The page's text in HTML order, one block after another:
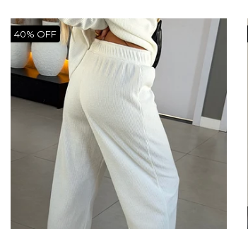
40% OFF